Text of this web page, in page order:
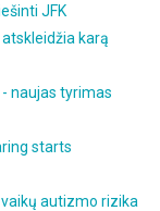
JFK
karą
naujas tyrimas
starts
autizmo rizika